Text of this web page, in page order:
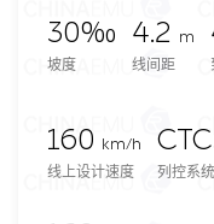
30‰
坡度
4.2
m
线间距
160
km/h
线上设计速度
列控系统